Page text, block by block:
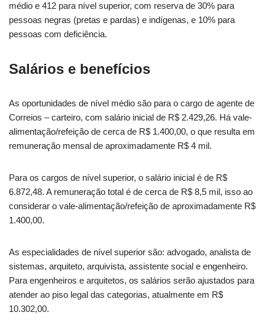
médio e 412 para nível superior, com reserva de 30% para
pessoas negras (pretas e pardas) e indígenas, e 10% para
pessoas com deficiência.
Salários e benefícios
As oportunidades de nível médio são para o cargo de agente de
Correios – carteiro, com salário inicial de R$ 2.429,26. Há vale-
alimentação/refeição de cerca de R$ 1.400,00, o que resulta em
remuneração mensal de aproximadamente R$ 4 mil.
Para os cargos de nível superior, o salário inicial é de R$
6.872,48. A remuneração total é de cerca de R$ 8,5 mil, isso ao
considerar o vale-alimentação/refeição de aproximadamente R$
1.400,00.
As especialidades de nível superior são: advogado, analista de
sistemas, arquiteto, arquivista, assistente social e engenheiro.
Para engenheiros e arquitetos, os salários serão ajustados para
atender ao piso legal das categorias, atualmente em R$
10.302,00.